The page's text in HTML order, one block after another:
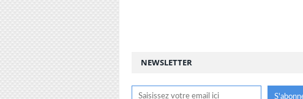
NEWSLETTER